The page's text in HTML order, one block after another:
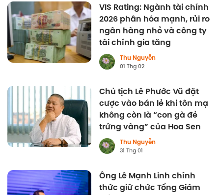
VIS Rating: Ngành tài chính
2026 phân hóa mạnh, rủi ro
ngân hàng nhỏ và công ty
tài chính gia tăng
Thu Nguyễn
01 Thg 02
Chủ tịch Lê Phước Vũ đặt
cược vào bán lẻ khi tôn mạ
không còn là “con gà đẻ
trứng vàng” của Hoa Sen
Thu Nguyễn
31 Thg 01
Ông Lê Mạnh Linh chính
thức giữ chức Tổng Giám